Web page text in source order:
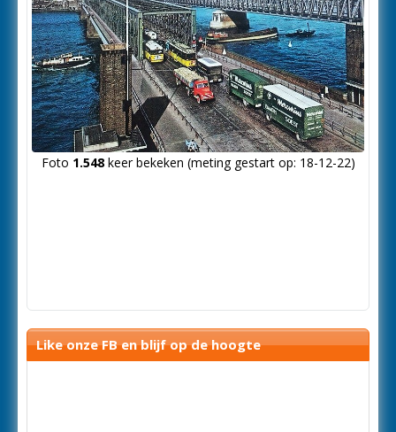
Foto 1.548keer bekeken (meting gestart op: 18-12-22)
Like onze FB en blijf op de hoogte